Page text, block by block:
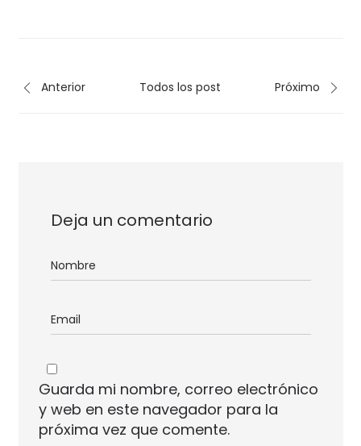
Anterior Todos los post Próximo
Deja un comentario
Guarda mi nombre, correo electrónico
y web en este navegador para la
próxima vez que comente.